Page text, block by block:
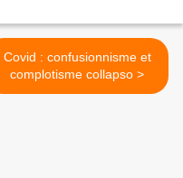
Covid : confusionnisme et
complotisme collapso >